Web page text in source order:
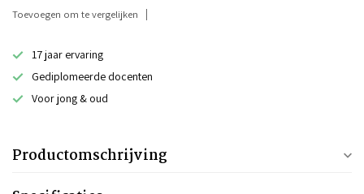
Toevoegen om te vergelijken
17 jaar ervaring
Gediplomeerde docenten
Voor jong & oud
Productomschrijving